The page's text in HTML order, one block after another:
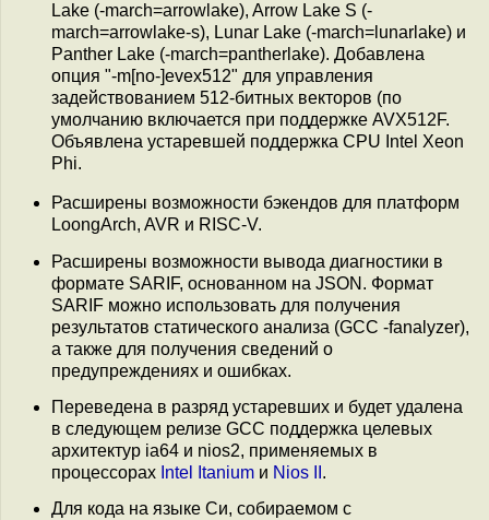
Lake (-march=arrowlake), Arrow Lake S (-
march=arrowlake-s), Lunar Lake (-march=lunarlake) и
Panther Lake (-march=pantherlake). Добавлена
опция "-m[no-]evex512" для управления
задействованием 512-битных векторов (по
умолчанию включается при поддержке AVX512F.
Объявлена устаревшей поддержка CPU Intel Xeon
Phi.
Расширены возможности бэкендов для платформ
LoongArch, AVR и RISC-V.
Расширены возможности вывода диагностики в
формате SARIF, основанном на JSON. Формат
SARIF можно использовать для получения
результатов статического анализа (GCC -fanalyzer),
а также для получения сведений о
предупреждениях и ошибках.
Переведена в разряд устаревших и будет удалена
в следующем релизе GCC поддержка целевых
архитектур ia64 и nios2, применяемых в
процессорах Intel Itanium и Nios II .
Для кода на языке Си, собираемом с